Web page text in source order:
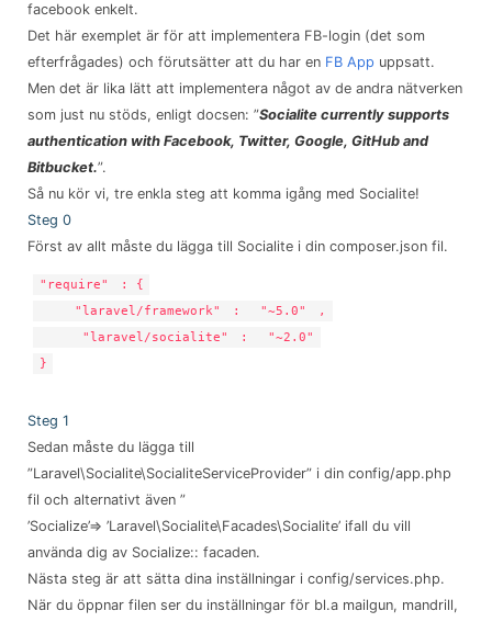
facebook enkelt.
Det här exemplet är för att implementera FB-login (det som
efterfrågades) och förutsätter att du har en FB App uppsatt.
Men det är lika lätt att implementera något av de andra nätverken
som just nu stöds, enligt docsen: ”Socialite currently supports
authentication with Facebook, Twitter, Google, GitHub and
Bitbucket.”.
Så nu kör vi, tre enkla steg att komma igång med Socialite!
Steg 0
Först av allt måste du lägga till Socialite i din composer.json fil.
"require"
: {
"laravel/framework"
: "~5.0"
,
"laravel/socialite"
:
"~2.0"
}
Steg 1
Sedan måste du lägga till
”Laravel\Socialite\SocialiteServiceProvider” i din config/app.php
fil och alternativt även ”
’Socialize’=> ’Laravel\Socialite\Facades\Socialite’ ifall du vill
använda dig av Socialize:: facaden.
Nästa steg är att sätta dina inställningar i config/services.php.
När du öppnar filen ser du inställningar för bl.a mailgun, mandrill,